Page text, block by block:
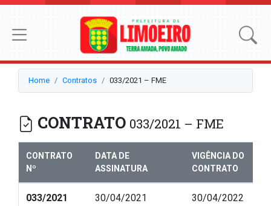
Home Contratos 033/2021 – FME
CONTRATO 033/2021 – FME
CONTRATO
Nº
DATA DE
ASSINATURA
VIGÊNCIA DO
CONTRATO
033/2021 30/04/2021 30/04/2022